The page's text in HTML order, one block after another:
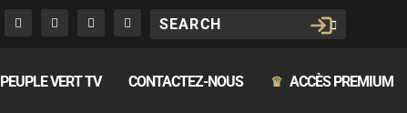
PEUPLE VERT TV CONTACTEZ-NOUS ♛ ACCÈS PREMIUM